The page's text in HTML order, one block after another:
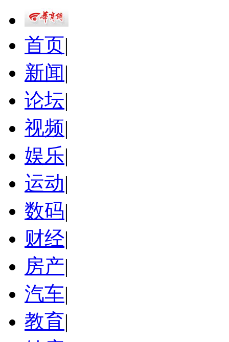
首页|
新闻|
论坛|
视频|
娱乐|
运动|
数码|
财经|
房产|
汽车|
教育|